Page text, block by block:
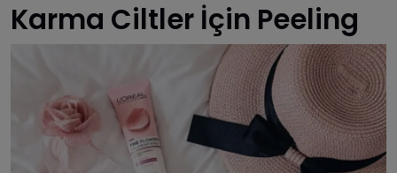
Karma Ciltler İçin Peeling